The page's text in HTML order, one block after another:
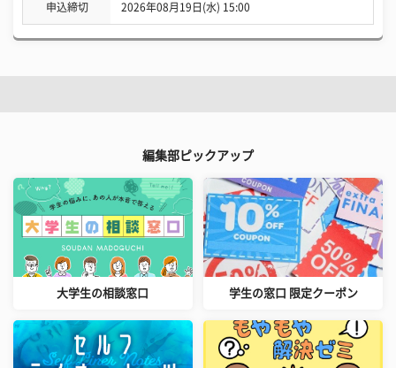
申込締切 2026年08月19日(水) 15:00
編集部ピックアップ
大学生の相談窓口 学生の窓口 限定クーポン